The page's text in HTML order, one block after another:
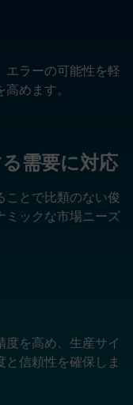
エラーの可能性を軽
めます。
需要に対応
ことで比類のない俊
ミックな市場ニーズ
度を高め、生産サイ
信頼性を確保しま